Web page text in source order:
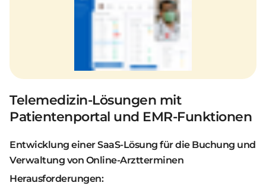
Telemedizin-Lösungen mit
Patientenportal und EMR-Funktionen
Entwicklung einer SaaS-Lösung für die Buchung und
Verwaltung von Online-Arztterminen
Herausforderungen: